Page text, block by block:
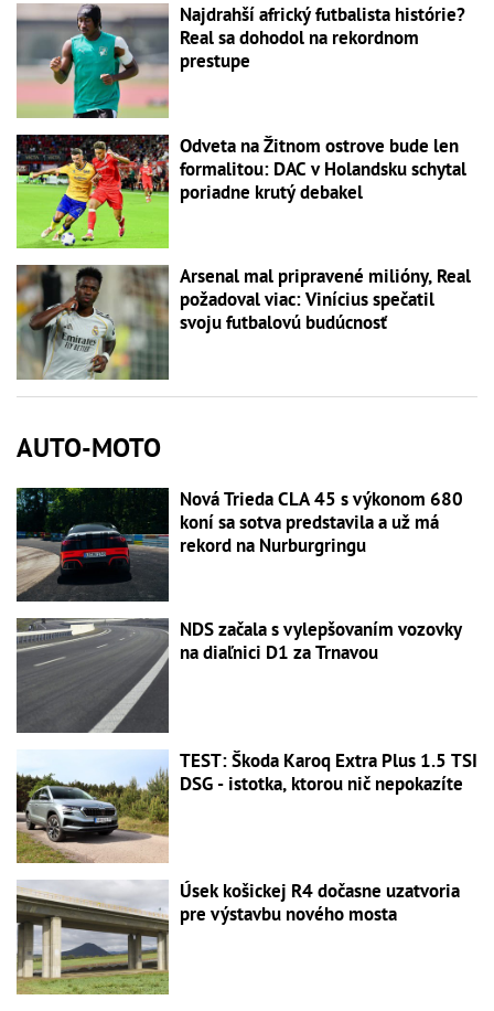
Najdrahší africký futbalista histórie?
Real sa dohodol na rekordnom
prestupe
Odveta na Žitnom ostrove bude len
formalitou: DAC v Holandsku schytal
poriadne krutý debakel
Arsenal mal pripravené milióny, Real
požadoval viac: Vinícius spečatil
svoju futbalovú budúcnosť
AUTO-MOTO
Nová Trieda CLA 45 s výkonom 680
koní sa sotva predstavila a už má
rekord na Nurburgringu
NDS začala s vylepšovaním vozovky
na diaľnici D1 za Trnavou
TEST: Škoda Karoq Extra Plus 1.5 TSI
DSG - istotka, ktorou nič nepokazíte
Úsek košickej R4 dočasne uzatvoria
pre výstavbu nového mosta